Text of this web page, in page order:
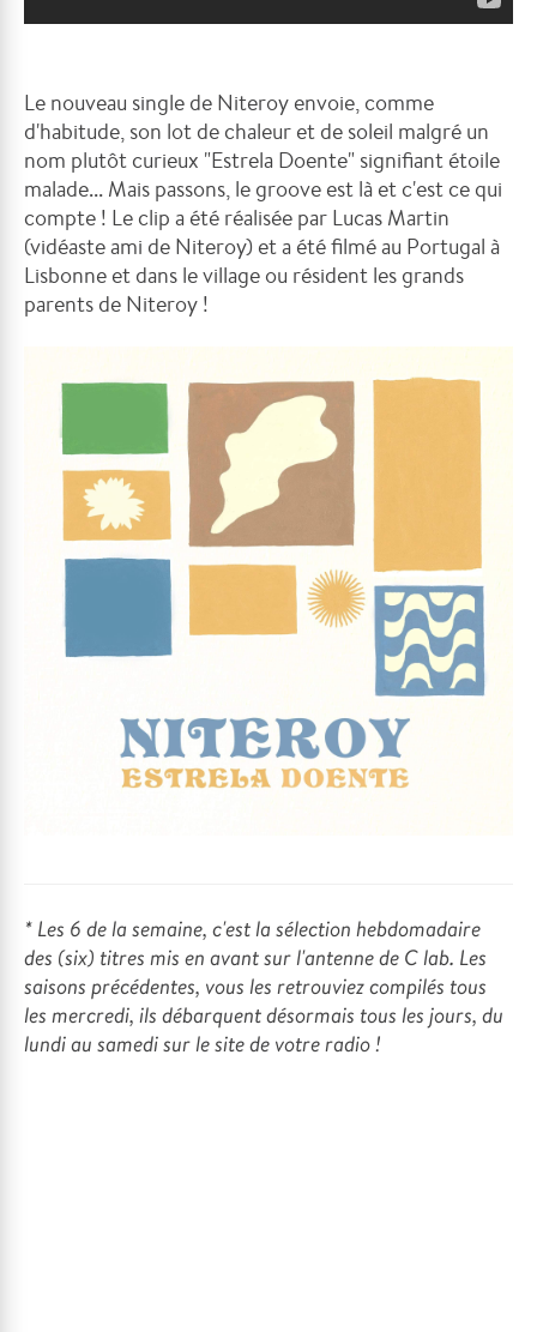
Le nouveau single de Niteroy envoie, comme
d'habitude, son lot de chaleur et de soleil malgré un
nom plutôt curieux "Estrela Doente" signifiant étoile
malade... Mais passons, le groove est là et c'est ce qui
compte ! Le clip a été réalisée par Lucas Martin
(vidéaste ami de Niteroy) et a été filmé au Portugal à
Lisbonne et dans le village ou résident les grands
parents de Niteroy !
* Les 6 de la semaine, c'est la sélection hebdomadaire
des (six) titres mis en avant sur l'antenne de C lab. Les
saisons précédentes, vous les retrouviez compilés tous
les mercredi, ils débarquent désormais tous les jours, du
lundi au samedi sur le site de votre radio !